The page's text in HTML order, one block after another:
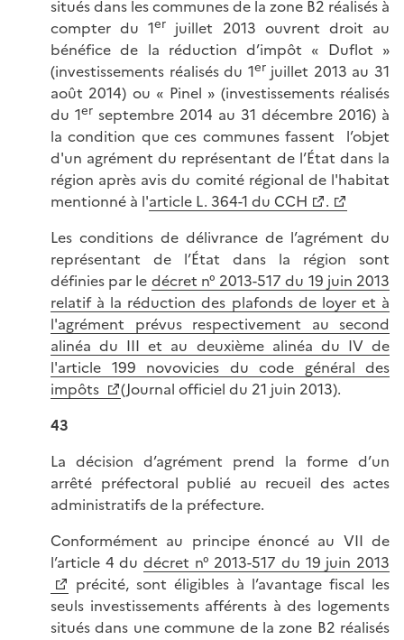
situés dans les communes de la zone B2 réalisés à
compter du 1er juillet 2013 ouvrent droit au
bénéfice de la réduction d’impôt « Duflot »
(investissements réalisés du 1erjuillet 2013 au 31
août 2014) ou « Pinel » (investissements réalisés
du 1er septembre 2014 au 31 décembre 2016) à
la condition que ces communes fassent l’objet
d'un agrément du représentant de l’État dans la
région après avis du comité régional de l'habitat
mentionné à l'article L. 364-1 du CCH
.
Les conditions de délivrance de l’agrément du
représentant de l’État dans la région sont
définies par le décret n° 2013-517 du 19 juin 2013
relatif à la réduction des plafonds de loyer et à
l'agrément prévus respectivement au second
alinéa du III et au deuxième alinéa du IV de
l'article 199 novovicies du code général des
impôts
(Journal officiel du 21 juin 2013).
43
La décision d’agrément prend la forme d’un
arrêté préfectoral publié au recueil des actes
administratifs de la préfecture.
Conformément au principe énoncé au VII de
l’article 4 du décret n° 2013-517 du 19 juin 2013
précité, sont éligibles à l’avantage fiscal les
seuls investissements afférents à des logements
situés dans une commune de la zone B2 réalisés